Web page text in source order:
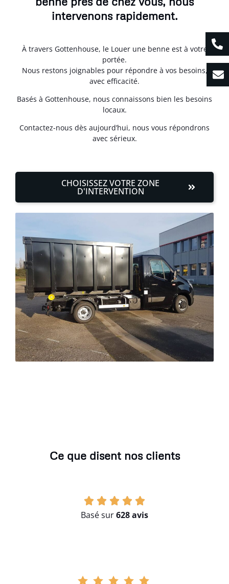
intervenons rapidement.
À travers Gottenhouse, le Louer une benne est à votre
portée.
Nous restons joignables pour répondre à vos besoins,
avec efficacité.
Basés à Gottenhouse, nous connaissons bien les besoins
locaux.
Contactez-nous dès aujourd’hui, nous vous répondrons
avec sérieux.
CHOISISSEZ VOTRE ZONE
D'INTERVENTION
Ce que disent nos clients
Basé sur628 avis